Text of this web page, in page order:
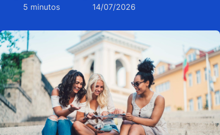
5 minutos 14/07/2026